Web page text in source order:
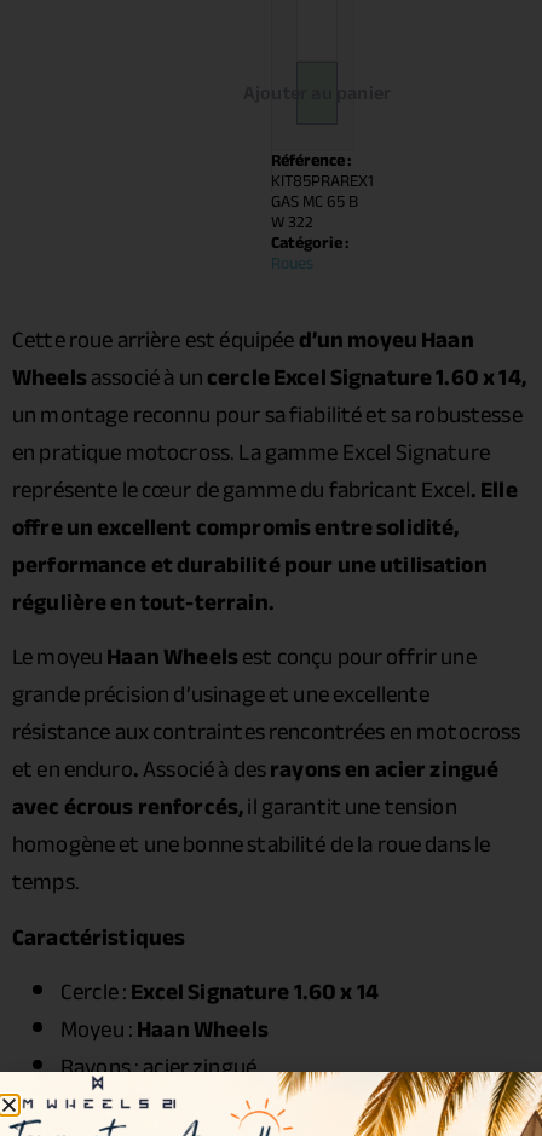
Référence :
KIT85PRAREX1
GAS MC 65 B
W 322
Catégorie :
Roues
Cette roue arrière est équipéed’un moyeu Haan
Wheelsassocié à uncercle Excel Signature 1.60 x 14,
un montage reconnu pour sa fiabilité et sa robustesse
en pratique motocross. La gamme Excel Signature
représente le cœur de gamme du fabricant Excel. Elle
offre un excellent compromis entre solidité,
performance et durabilité pour une utilisation
régulière en tout-terrain.
Le moyeuHaan Wheelsest conçu pour offrir une
grande précision d’usinage et une excellente
résistance aux contraintes rencontrées en motocross
et en enduro.Associé à desrayons en acier zingué
avec écrous renforcés,il garantit une tension
homogène et une bonne stabilité de la roue dans le
temps.
Caractéristiques
Cercle :Excel Signature 1.60 x 14
Moyeu :Haan Wheels
Rayons : acier zingué
Écrous : acier renforcé